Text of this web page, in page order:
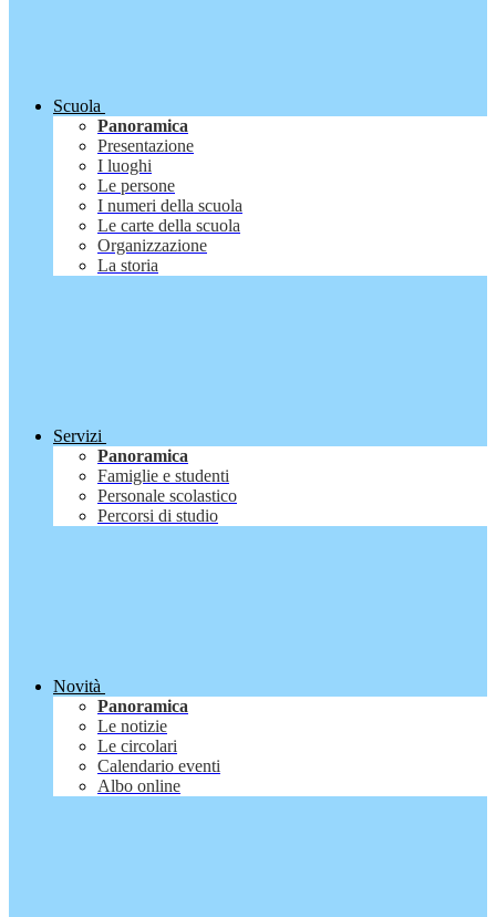
Scuola
Panoramica
Presentazione
I luoghi
Le persone
I numeri della scuola
Le carte della scuola
Organizzazione
La storia
Servizi
Panoramica
Famiglie e studenti
Personale scolastico
Percorsi di studio
Novità
Panoramica
Le notizie
Le circolari
Calendario eventi
Albo online